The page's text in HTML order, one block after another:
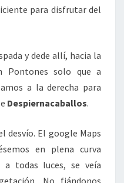
para disfrutar del
y dede allí, hacia la
Pontones solo que a
a la derecha para
Despiernacaballos.
desvío. El google Maps
en plena curva
todas luces, se veía
No fiándonos